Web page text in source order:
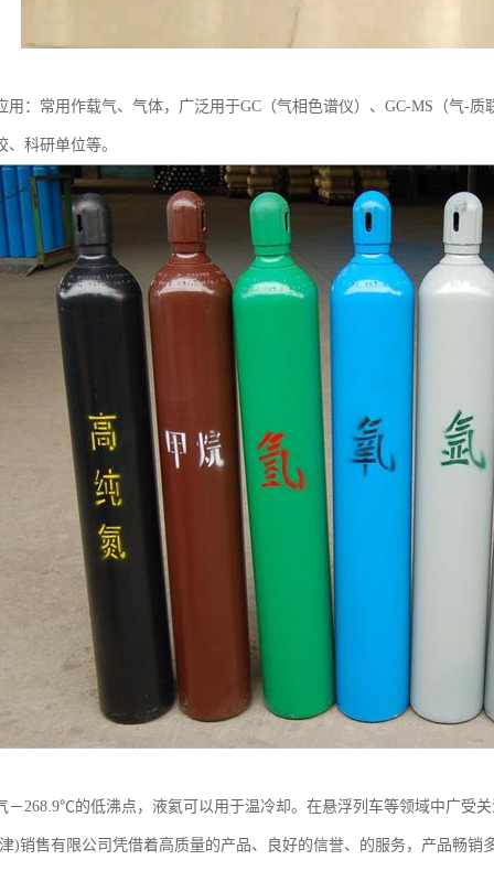
用：常用作载气、气体，广泛用于GC（气相色谱仪）、GC-MS（气-
、科研单位等。
－268.9℃的低沸点，液氦可以用于温冷却。在悬浮列车等领域中广受
)销售有限公司凭借着高质量的产品、良好的信誉、的服务，产品畅销